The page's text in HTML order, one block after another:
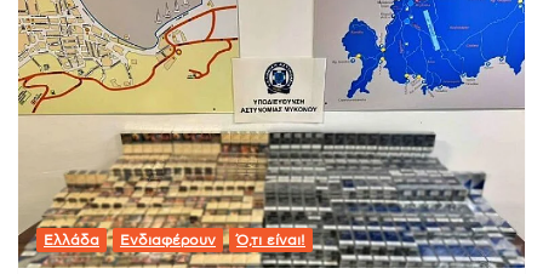
Ελλάδα Ενδιαφέρουν Ό,τι είναι!